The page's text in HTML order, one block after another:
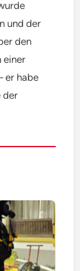
und der
den
einer
er habe
der